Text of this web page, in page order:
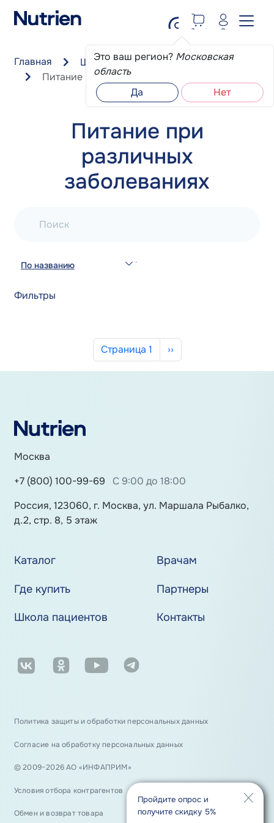
Это ваш регион? Московская
область
Да
Нет
Главная
Школа пациента
Питание при различных заболеваниях
Питание при
различных
заболеваниях
Поиск
По названию
Фильтры
Нумерация страниц
Страница 1 Следующая страница
››
Пройдите опрос и
получите скидку 5%
Москва
+7 (800) 100-99-69
С 9:00 до 18:00
Россия, 123060, г. Москва, ул. Маршала Рыбалко,
д.2, стр. 8, 5 этаж
Каталог
Врачам
Где купить
Партнеры
Школа пациентов
Контакты
Политика защиты и обработки персональных данных
Согласие на обработку персональных данных
© 2009−2026 АО «ИНФАПРИМ»
Условия отбора контрагентов
Обмен и возврат товара